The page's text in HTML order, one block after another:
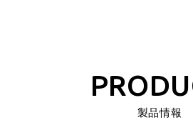
製品情報